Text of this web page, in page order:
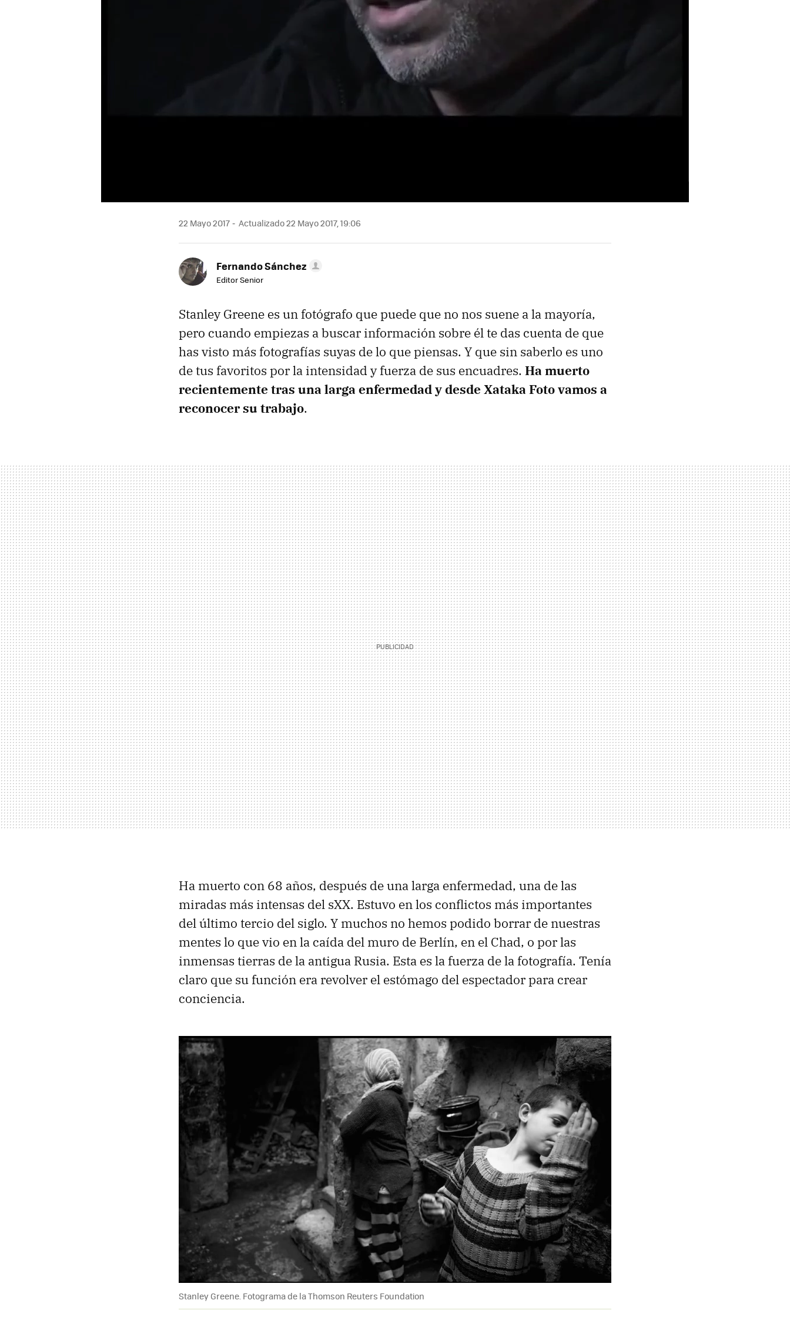
22 Mayo 2017 Actualizado 22 Mayo 2017, 19:06
Fernando Sánchez
Editor Senior
Stanley Greene es un fotógrafo que puede que no nos suene a la mayoría,
pero cuando empiezas a buscar información sobre él te das cuenta de que
has visto más fotografías suyas de lo que piensas. Y que sin saberlo es uno
de tus favoritos por la intensidad y fuerza de sus encuadres. Ha muerto
recientemente tras una larga enfermedad y desde Xataka Foto vamos a
reconocer su trabajo.
Ha muerto con 68 años, después de una larga enfermedad, una de las
miradas más intensas del sXX. Estuvo en los conflictos más importantes
del último tercio del siglo. Y muchos no hemos podido borrar de nuestras
mentes lo que vio en la caída del muro de Berlín, en el Chad, o por las
inmensas tierras de la antigua Rusia. Esta es la fuerza de la fotografía. Tenía
claro que su función era revolver el estómago del espectador para crear
conciencia.
Stanley Greene. Fotograma de la Thomson Reuters Foundation